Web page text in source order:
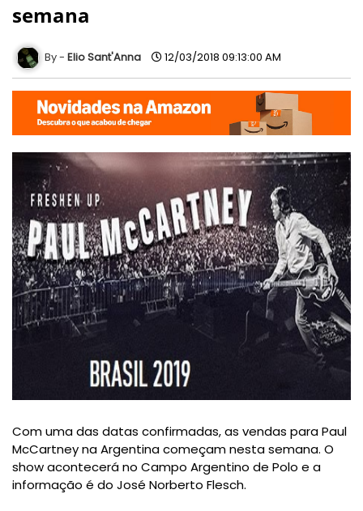
semana
Elio Sant'Anna 12/03/2018 09:13:00 AM
Com uma das datas confirmadas, as vendas para Paul
McCartney na Argentina começam nesta semana. O
show acontecerá no Campo Argentino de Polo e a
informação é do José Norberto Flesch.